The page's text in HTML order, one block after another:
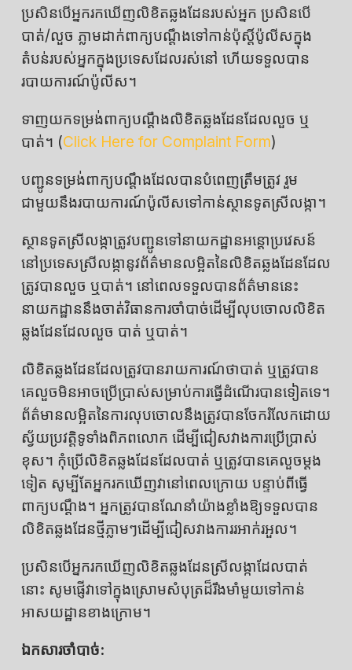
ប្រសិនបើអ្នករកឃើញលិខិតឆ្លងដែនរបស់អ្នក ប្រសិនបើ
បាត់/លួច ភ្លាមដាក់ពាក្យបណ្តឹងទៅកាន់ប៉ុស្តិ៍ប៉ូលីសក្នុង
តំបន់របស់អ្នកក្នុងប្រទេសដែលរស់នៅ ហើយទទួលបាន
របាយការណ៍ប៉ូលីស។
ទាញយកទម្រង់ពាក្យបណ្ដឹងលិខិតឆ្លងដែនដែលលួច ឬ
បាត់។ (Click Here for Complaint Form)
បញ្ជូនទម្រង់ពាក្យបណ្ដឹងដែលបានបំពេញត្រឹមត្រូវ រួម
ជាមួយនឹងរបាយការណ៍ប៉ូលីសទៅកាន់ស្ថានទូតស្រីលង្កា។
ស្ថានទូតស្រីលង្កាត្រូវបញ្ជូនទៅនាយកដ្ឋានអន្តោប្រវេសន៍
នៅប្រទេសស្រីលង្កានូវព័ត៌មានលម្អិតនៃលិខិតឆ្លងដែនដែល
ត្រូវបានលួច ឬបាត់។ នៅពេលទទួលបានព័ត៌មាននេះ
នាយកដ្ឋាននឹងចាត់វិធានការចាំបាច់ដើម្បីលុបចោលលិខិត
ឆ្លងដែនដែលលួច បាត់ ឬបាត់។
លិខិតឆ្លងដែនដែលត្រូវបានរាយការណ៍ថាបាត់ ឬត្រូវបាន
គេលួចមិនអាចប្រើប្រាស់សម្រាប់ការធ្វើដំណើរបានទៀតទេ។
ព័ត៌មានលម្អិតនៃការលុបចោលនឹងត្រូវបានចែករំលែកដោយ
ស្វ័យប្រវត្តិទូទាំងពិភពលោក ដើម្បីជៀសវាងការប្រើប្រាស់
ខុស។ កុំប្រើលិខិតឆ្លងដែនដែលបាត់ ឬត្រូវបានគេលួចម្តង
ទៀត សូម្បីតែអ្នករកឃើញវានៅពេលក្រោយ បន្ទាប់ពីធ្វើ
ពាក្យបណ្តឹង។ អ្នកត្រូវបានណែនាំយ៉ាងខ្លាំងឱ្យទទួលបាន
លិខិតឆ្លងដែនថ្មីភ្លាមៗដើម្បីជៀសវាងការរអាក់រអួល។
ប្រសិនបើអ្នករកឃើញលិខិតឆ្លងដែនស្រីលង្កាដែលបាត់
នោះ សូមផ្ញើវាទៅក្នុងស្រោមសំបុត្រដ៏រឹងមាំមួយទៅកាន់
អាសយដ្ឋានខាងក្រោម។
ឯកសារចាំបាច់: